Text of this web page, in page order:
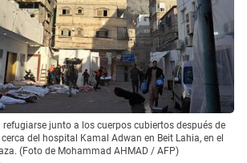
junto a los cuerpos cubiertos después de
del hospital Kamal Adwan en Beit Lahia, en el
(Foto de Mohammad AHMAD / AFP)